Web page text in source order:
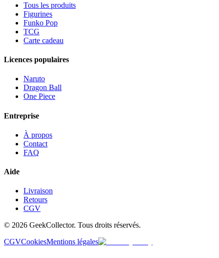
Tous les produits
Figurines
Funko Pop
TCG
Carte cadeau
Licences populaires
Naruto
Dragon Ball
One Piece
Entreprise
À propos
Contact
FAQ
Aide
Livraison
Retours
CGV
© 2026 GeekCollector. Tous droits réservés.
CGVCookiesMentions légales